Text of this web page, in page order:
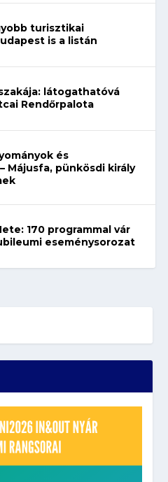
turisztikai
is a listán
látogathatóvá
Rendőrpalota
és
Májusfa, pünkösdi király
170 programmal vár
eseménysorozat